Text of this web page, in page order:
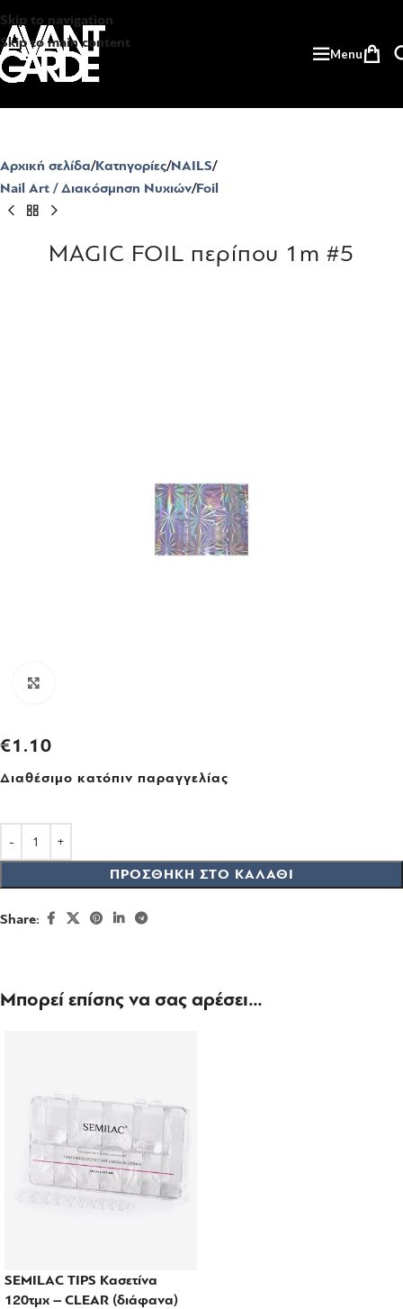
Skip to navigation
Skip to main content
Menu
Αρχική σελίδα Κατηγορίες NAILS
Nail Art / Διακόσμηση Νυχιών Foil
MAGIC FOIL περίπου 1m #5
€1.10
Διαθέσιμο κατόπιν παραγγελίας
ΠΡΟΣΘΉΚΗ ΣΤΟ ΚΑΛΆΘΙ
Share:
Μπορεί επίσης να σας αρέσει…
SEMILAC TIPS Κασετίνα
120τμχ – CLEAR (διάφανα)